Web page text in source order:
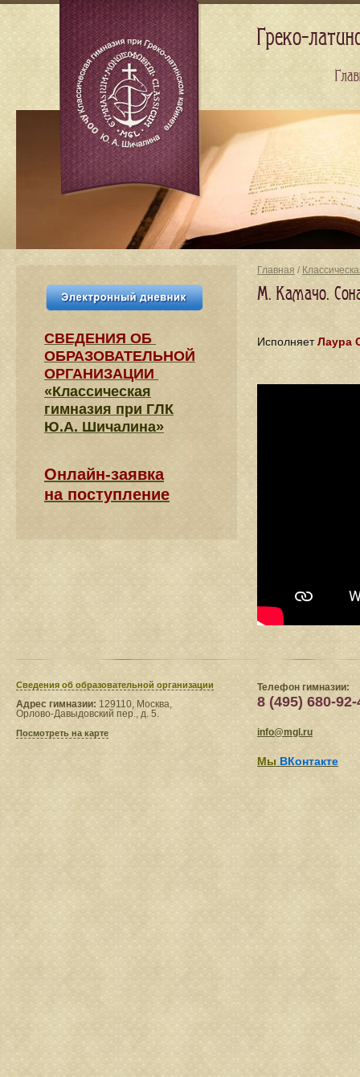
Главная /
М. Камачо.
ИсполняетЛаура
СВЕДЕНИЯ​ ОБ
ОБРАЗОВАТЕЛЬНОЙ
ОРГАНИЗАЦИИ
«Классическая
гимназия при ГЛК
Ю.А. Шичалина»
Онлайн-заявка
на поступление
Сведения​ об образовательной организации
Адрес гимназии: 129110, Москва,
Орлово-Давыдовский пер., д. 5.
Посмотреть на карте
Телефон гимназии:
8 (495) 680-92-
info@mgl.ru
Мы ВКонтакте
Греко-